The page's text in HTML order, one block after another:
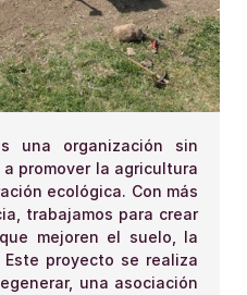
una organización sin
promover la agricultura
ecológica. Con más
trabajamos para crear
mejoren el suelo, la
proyecto se realiza
una asociación